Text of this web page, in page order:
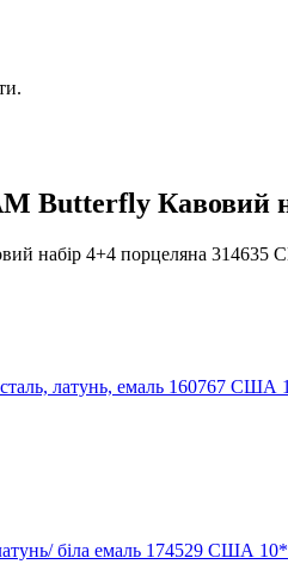
Butterfly Кавовий
набір 4+4 порцеляна
латунь, емаль 160767 США
біла емаль 174529 США